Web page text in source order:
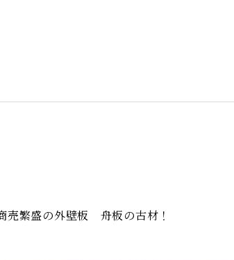
売繁盛の外壁板 舟板の古材！